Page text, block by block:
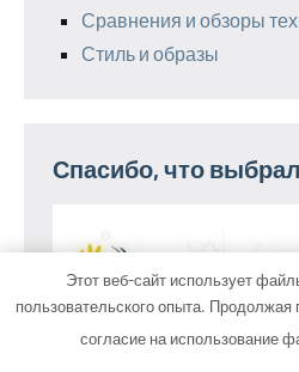
Сравнения и обзоры
Стиль и образы
Спасибо, что
Этот веб-сайт использует
пользовательского опыта. Продолжая
согласие на использование